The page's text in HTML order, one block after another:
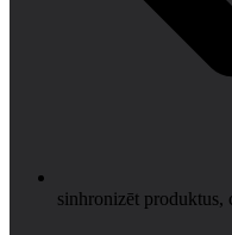
sinhronizēt produktus,